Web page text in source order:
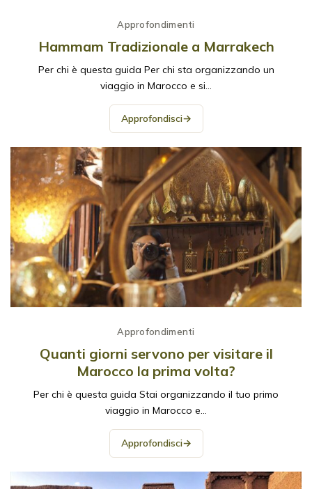
Approfondimenti
Hammam Tradizionale a Marrakech
Per chi è questa guida Per chi sta organizzando un
viaggio in Marocco e si…
Approfondisci→
Approfondimenti
Quanti giorni servono per visitare il
Marocco la prima volta?
Per chi è questa guida Stai organizzando il tuo primo
viaggio in Marocco e…
Approfondisci→